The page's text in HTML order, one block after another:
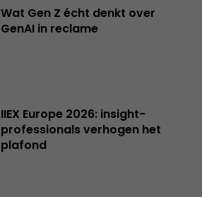
Wat Gen Z écht denkt over
GenAI in reclame
IIEX Europe 2026: insight-
professionals verhogen het
plafond